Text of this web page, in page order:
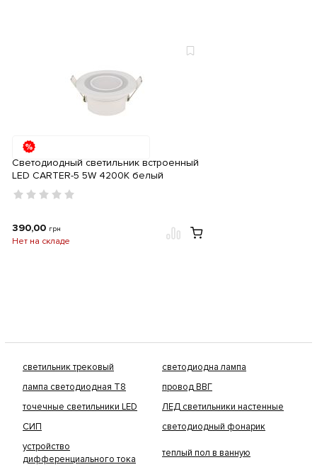
Светодиодный светильник встроенный
LED CARTER-5 5W 4200K белый
390,00 грн
Нет на складе
светильник трековый
светодиодна лампа
лампа светодиодная Т8
провод ВВГ
точечные светильники LED
ЛЕД светильники настенные
СИП
светодиодный фонарик
устройство
дифференциального тока
теплый пол в ванную